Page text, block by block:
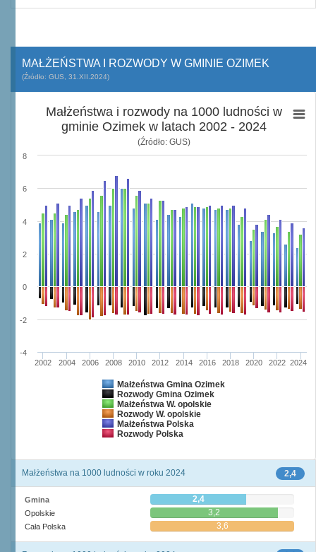
MAŁŻEŃSTWA I ROZWODY W GMINIE OZIMEK
(Źródło: GUS, 31.XII.2024)
Małżeństwa i rozwody na 1000 ludności w
gminie Ozimek w latach 2002 - 2024
(Źródło: GUS)
Małżeństwa Gmina Ozimek
Rozwody Gmina Ozimek
Małżeństwa W. opolskie
Rozwody W. opolskie
Małżeństwa Polska
Rozwody Polska
2002 2004 2006 2008 2010 2012 2014 2016 2018 2020 2022 2024
-4
-2
0
2
4
6
8
2,4
Małżeństwa na 1000 ludności w roku 2024
Gmina 2,4
Opolskie 3,2
Cała Polska 3,6